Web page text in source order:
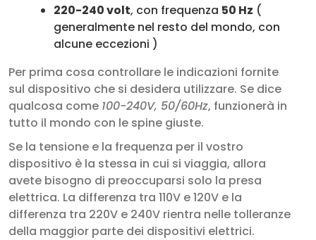
220-240 volt, con frequenza 50 Hz (
generalmente nel resto del mondo, con
alcune eccezioni )
Per prima cosa controllare le indicazioni fornite
sul dispositivo che si desidera utilizzare. Se dice
qualcosa come 100-240V, 50/60Hz, funzionerà in
tutto il mondo con le spine giuste.
Se la tensione e la frequenza per il vostro
dispositivo è la stessa in cui si viaggia, allora
avete bisogno di preoccuparsi solo la presa
elettrica. La differenza tra 110V e 120V e la
differenza tra 220V e 240V rientra nelle tolleranze
della maggior parte dei dispositivi elettrici.